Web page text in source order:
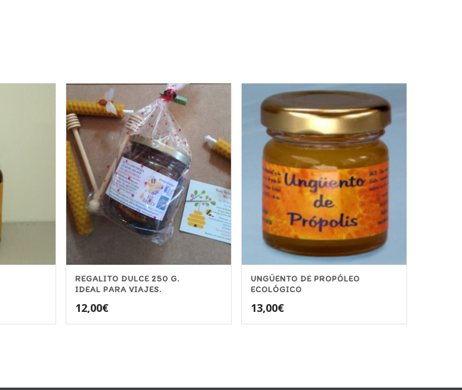
REGALITO DULCE 250 G.
IDEAL PARA VIAJES.
12,00€
UNGÜENTO DE PROPÓLEO
ECOLÓGICO
13,00€